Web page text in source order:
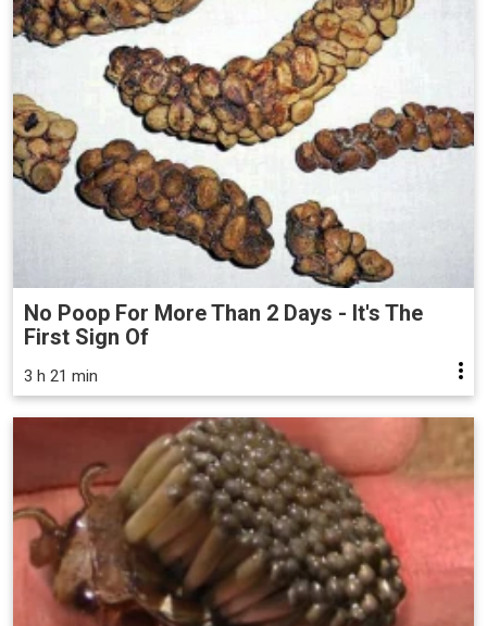
No Poop For More Than 2 Days - It's The
First Sign Of
3 h 21 min